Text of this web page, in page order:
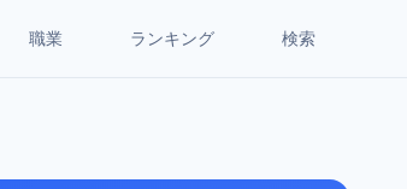
職業 ランキング 検索